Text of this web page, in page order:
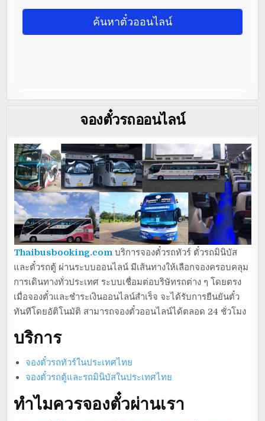
จองตั๋วรถออนไลน์
Thaibusbooking.com บริการจองตั๋วรถทัวร์ ตั๋วรถมินิบัส
และตั๋วรถตู้ ผ่านระบบออนไลน์ มีเส้นทางให้เลือกจองครอบคลุม
การเดินทางทั่วประเทศ ระบบเชื่อมต่อบริษัทรถต่าง ๆ โดยตรง
เมื่อจองตั๋วและชำระเงินออนไลน์สำเร็จ จะได้รับการยืนยันตั๋ว
ทันทีโดยอัติโนมัติ สามารถจองตั๋วออนไลน์ได้ตลอด 24 ชั่วโมง
บริการ
จองตั๋วรถทัวร์ในประเทศไทย
จองตั๋วรถตู้และรถมินิบัสในประเทศไทย
ทำไมควรจองตั๋วผ่านเรา